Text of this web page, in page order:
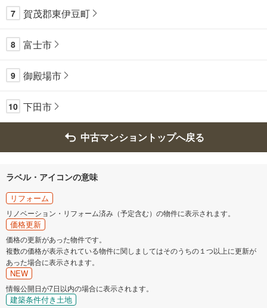
7 賀茂郡東伊豆町
8 富士市
9 御殿場市
10 下田市
中古マンショントップへ戻る
ラベル・アイコンの意味
リフォーム
リノベーション・リフォーム済み（予定含む）の物件に表示されます。
価格更新
価格の更新があった物件です。
複数の価格が表示されている物件に関しましてはそのうちの１つ以上に更新が
あった場合に表示されます。
NEW
情報公開日が7日以内の場合に表示されます。
建築条件付き土地